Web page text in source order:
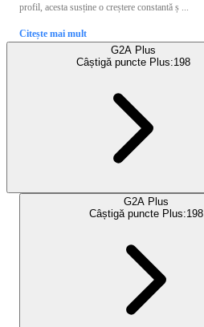
profil, acesta susține o creștere constantă ș ...
Citește mai mult
G2A Plus
Câștigă puncte Plus:198
G2A Plus
Câștigă puncte Plus:198